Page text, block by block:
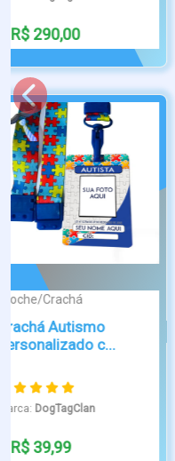
R$ 49,90
SIMPLES
Dog Tag Guarda Vidas
Cívil
Marca:DogTagClan
R$ 39,90